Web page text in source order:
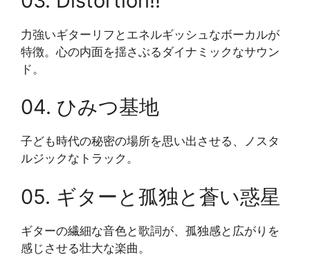
力強いギターリフとエネルギッシュなボーカルが
特徴。心の内面を揺さぶるダイナミックなサウン
ド。
04. ひみつ基地
子ども時代の秘密の場所を思い出させる、ノスタ
ルジックなトラック。
05. ギターと孤独と蒼い惑星
ギターの繊細な音色と歌詞が、孤独感と広がりを
感じさせる壮大な楽曲。